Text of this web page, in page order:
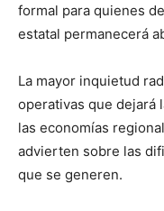
formal para quienes
estatal permanecerá
La mayor inquietud
operativas que dejará
las economías
advierten sobre las
que se generen.